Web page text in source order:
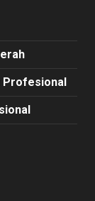
Profesional